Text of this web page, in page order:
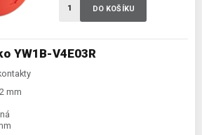
YW1B-V4E03R
mm
DO KOŠÍKU